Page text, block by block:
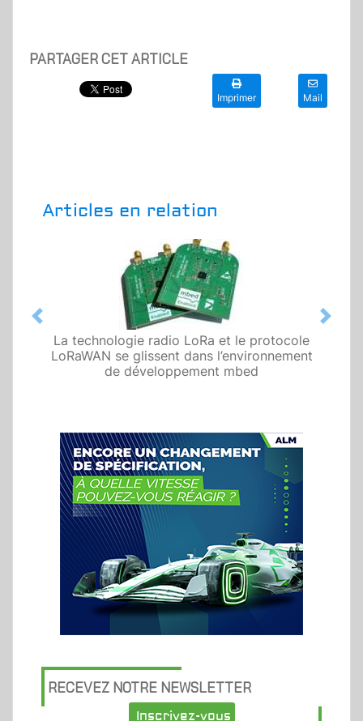
PARTAGER CET ARTICLE
Imprimer Mail
Articles en relation
La technologie radio LoRa et le protocole
LoRaWAN se glissent dans l’environnement
de développement mbed
Previous Next
RECEVEZ NOTRE NEWSLETTER
Inscrivez-vous